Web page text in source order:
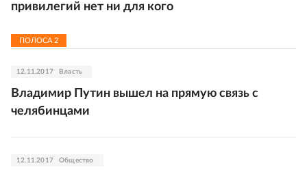
привилегий нет ни для кого
ПОЛОСА 2
12.11.2017 Власть
Владимир Путин вышел на прямую связь с
челябинцами
12.11.2017 Общество